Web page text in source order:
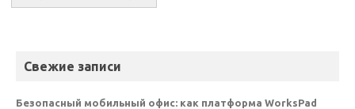
Свежие записи
Безопасный мобильный офис: как платформа WorksPad